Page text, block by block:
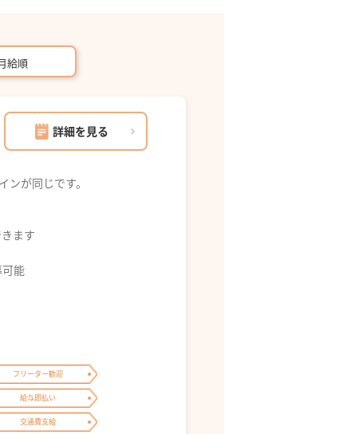
給順
詳細を見る
が同じです。
ます
能
フリーター歓迎
給与即払い
交通費支給